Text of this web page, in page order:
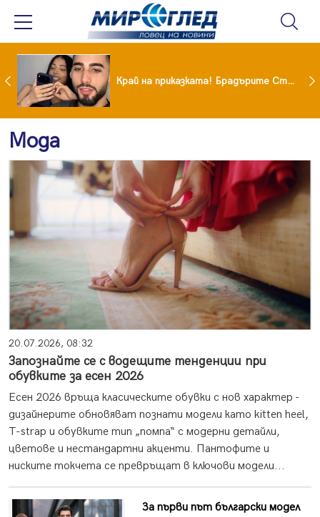
Коцето удари джакпота! Държавата му плаща 95 000 евро Край на приказката! Брадърите Стефан и Сияна се разделиха с гръм и трясък
Мода
20.07.2026, 08:32
Запознайте се с водещите тенденции при
обувките за есен 2026
Есен 2026 връща класическите обувки с нов характер -
дизайнерите обновяват познати модели като kitten heel,
T-strap и обувките тип „помпа“ с модерни детайли,
цветове и нестандартни акценти. Пантофите и
ниските токчета се превръщат в ключови модели...
За първи път български модел